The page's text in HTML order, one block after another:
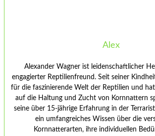
Alex
Alexander Wagner ist leidenschaftlicher
engagierter Reptilienfreund. Seit seiner
für die faszinierende Welt der Reptilien und
auf die Haltung und Zucht von Kornnattern
seine über 15-jährige Erfahrung in der
ein umfangreiches Wissen über die
Kornnatterarten, ihre individuellen